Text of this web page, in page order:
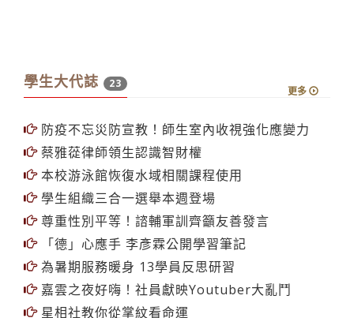
學生大代誌 23
更多
防疫不忘災防宣教！師生室內收視強化應變力
蔡雅蓯律師領生認識智財權
本校游泳館恢復水域相關課程使用
學生組織三合一選舉本週登場
尊重性別平等！諮輔軍訓齊籲友善發言
「德」心應手 李彥霖公開學習筆記
為暑期服務暖身 13學員反思研習